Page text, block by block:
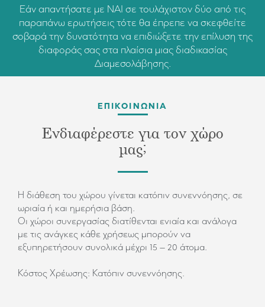
Εάν απαντήσατε με ΝΑΙ σε τουλάχιστον δύο από τις
παραπάνω ερωτήσεις τότε θα έπρεπε να σκεφθείτε
σοβαρά την δυνατότητα να επιδιώξετε την επίλυση της
διαφοράς σας στα πλαίσια μιας διαδικασίας
Διαμεσολάβησης.
ΕΠΙΚΟΙΝΩΝΊΑ
Ενδιαφέρεστε για τον χώρο
μας;
Η διάθεση του χώρου γίνεται κατόπιν συνεννόησης, σε
ωριαία ή και ημερήσια βάση.
Οι χώροι συνεργασίας διατίθενται ενιαία και ανάλογα
με τις ανάγκες κάθε χρήσεως μπορούν να
εξυπηρετήσουν συνολικά μέχρι 15 – 20 άτομα.
Κόστος Χρέωσης: Κατόπιν συνεννόησης.